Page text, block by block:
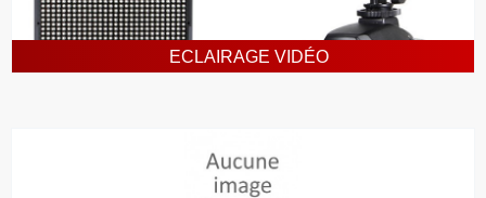
ECLAIRAGE VIDÉO